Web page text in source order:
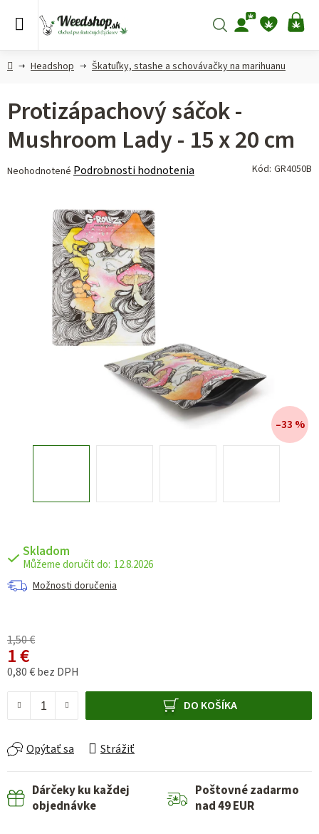
Hľadať
DomovHeadshop Škatuľky, stashe a schovávačky na marihuanu
Skladom
12.8.2026
Možnosti doručenia
1,50 €
1 €
0,80 € bez DPH
DO KOŠÍKA
Opýtať sa Strážiť
Protizápachový sáčok -
Mushroom Lady - 15 x 20 cm
Priemerné
hviezdičiek.
Neohodnotené Podrobnosti hodnotenia Kód: GR4050B
–33 %
Dárčeky ku každej
objednávke
Poštovné zadarmo
nad 49 EUR